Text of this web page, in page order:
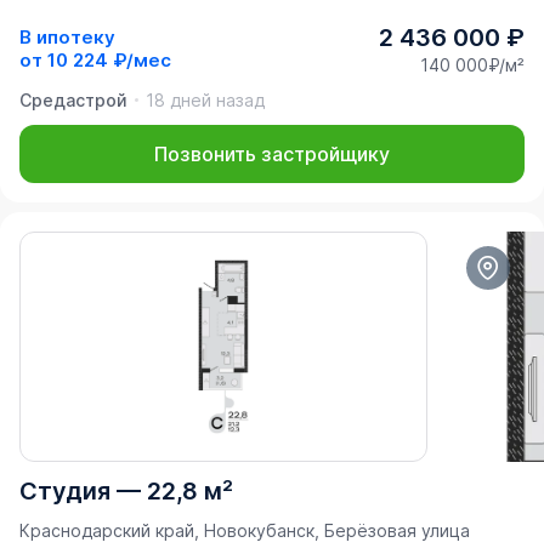
В ипотеку
от 10 224 ₽/мес
2 436 000 ₽
140 000₽/м²
Средастрой
18 дней назад
Позвонить застройщику
Студия — 22,8 м²
Краснодарский край, Новокубанск, Берёзовая улица